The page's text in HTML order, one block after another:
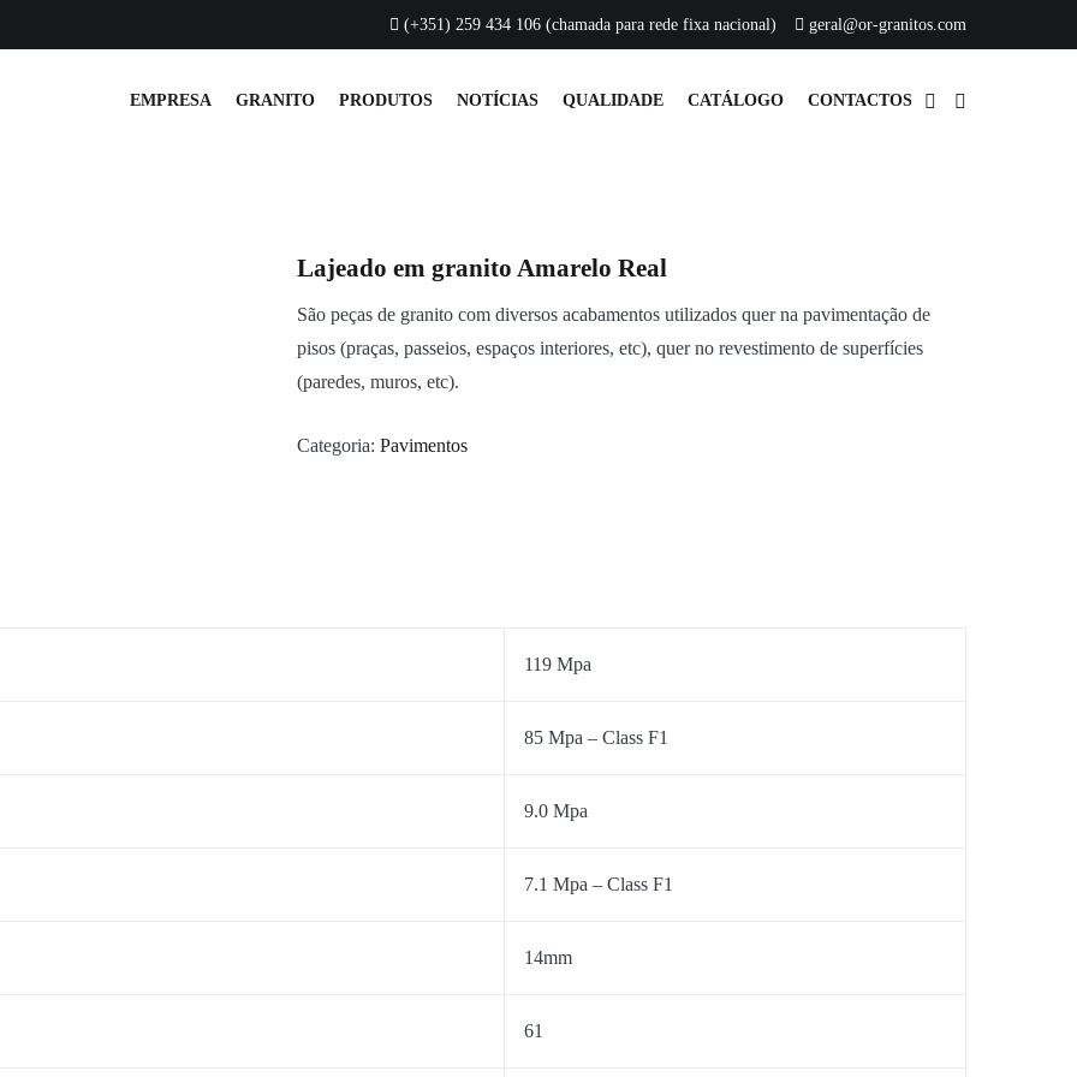
(+351) 259 434 106 (chamada para rede fixa nacional) geral@or-granitos.com
EMPRESA GRANITO PRODUTOS NOTÍCIAS QUALIDADE CATÁLOGO CONTACTOS
Lajeado em granito Amarelo Real
São peças de granito com diversos acabamentos utilizados quer na pavimentação de
pisos (praças, passeios, espaços interiores, etc), quer no revestimento de superfícies
(paredes, muros, etc).
Categoria:Pavimentos
119 Mpa
85 Mpa – Class F1
9.0 Mpa
7.1 Mpa – Class F1
14mm
61